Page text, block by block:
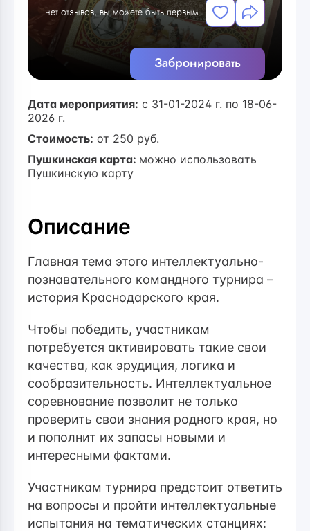
нет отзывов, вы можете быть первым
Забронировать
Дата мероприятия: с 31-01-2024 г. по 18-06-
2026 г.
Стоимость: от 250 руб.
Пушкинская карта: можно использовать
Пушкинскую карту
Описание
Главная тема этого интеллектуально-
познавательного командного турнира –
история Краснодарского края.
Чтобы победить, участникам
потребуется активировать такие свои
качества, как эрудиция, логика и
сообразительность. Интеллектуальное
соревнование позволит не только
проверить свои знания родного края, но
и пополнит их запасы новыми и
интересными фактами.
Участникам турнира предстоит ответить
на вопросы и пройти интеллектуальные
испытания на тематических станциях: